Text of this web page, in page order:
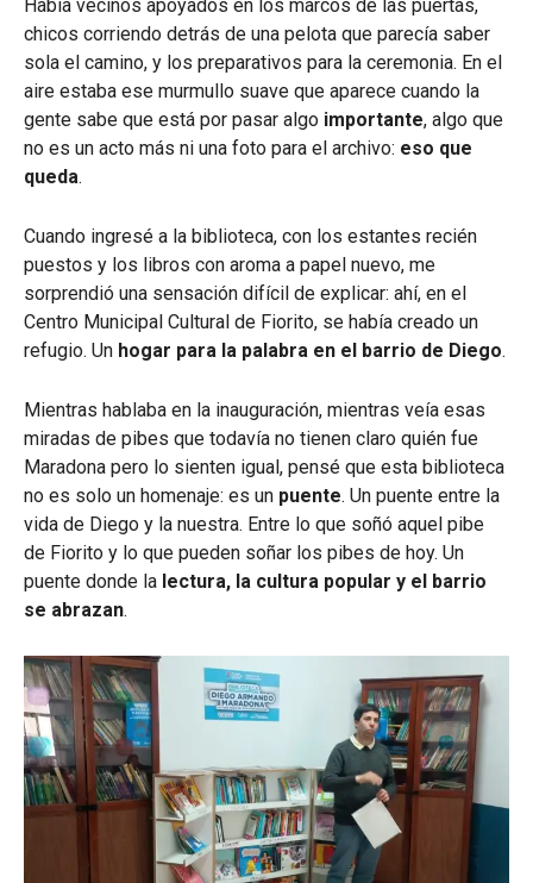
Había vecinos apoyados en los marcos de las puertas,
chicos corriendo detrás de una pelota que parecía saber
sola el camino, y los preparativos para la ceremonia. En el
aire estaba ese murmullo suave que aparece cuando la
gente sabe que está por pasar algo importante, algo que
no es un acto más ni una foto para el archivo: eso que
queda.
Cuando ingresé a la biblioteca, con los estantes recién
puestos y los libros con aroma a papel nuevo, me
sorprendió una sensación difícil de explicar: ahí, en el
Centro Municipal Cultural de Fiorito, se había creado un
refugio. Un hogar para la palabra en el barrio de Diego.
Mientras hablaba en la inauguración, mientras veía esas
miradas de pibes que todavía no tienen claro quién fue
Maradona pero lo sienten igual, pensé que esta biblioteca
no es solo un homenaje: es un puente. Un puente entre la
vida de Diego y la nuestra. Entre lo que soñó aquel pibe
de Fiorito y lo que pueden soñar los pibes de hoy. Un
puente donde la lectura, la cultura popular y el barrio
se abrazan.